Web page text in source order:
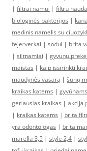
| filtrai namui | filtru nauda
biologinės bakterijos |
medinis namelis su
fejerverkai | sodui | brita
| siltnamiai | gyvunu
maistas | kaip issirinkti
maudynės vasarą | šunų
kraikas katėms |
geriausias kraikas | akcija
| kraikas katėms | brita
yra odontologas | brita
marella 3,5 | style 2,4 |